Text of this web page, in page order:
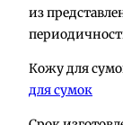
а
к
из
Кожу для
для сумок